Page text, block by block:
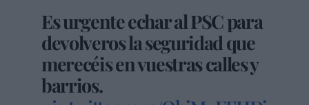
Es urgente echar al PSC para
devolveros la seguridad que
merecéis en vuestras calles y
barrios.